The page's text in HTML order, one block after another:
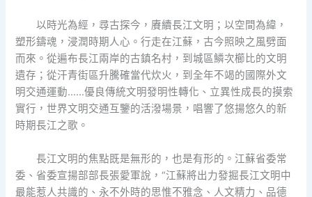
以時光為經，尋古探今，賡續長江文明；以空間為緯，
塑形鑄魂，浸潤時期人心。行走在江蘇，古今照映之風劈面
而來。從遍布長江兩岸的古鎮名村，到城區鱗次櫛比的文明
遺存；從汗青街區升騰確當代炊火，到全年不竭的國際外文
明交通運動……優良傳統文明發明性轉化、立異性成長的摸索
實行，世界文明交通互鑒的活潑場景，唱響了悠揚悠久的新
時期長江之歌。
長江文明的焦點既是無形的，也是有形的。江蘇省委常
委、省委宣揚部部長張愛軍說，“江蘇將出力發掘長江文明中
最能惹人共識的、永不外時的思惟不雅念、人文精力、品德